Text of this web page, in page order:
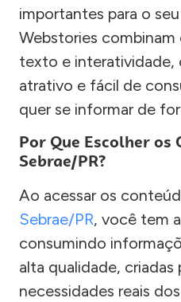
importantes para o
Webstories combinam
texto e interatividade,
atrativo e fácil de
quer se informar de
Por Que Escolher os
Sebrae/PR?
Ao acessar os
Sebrae/PR, você tem
consumindo
alta qualidade, criadas
necessidades reais